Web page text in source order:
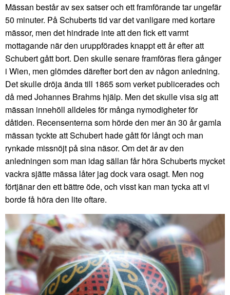
Mässan består av sex satser och ett framförande tar ungefär
50 minuter. På Schuberts tid var det vanligare med kortare
mässor, men det hindrade inte att den fick ett varmt
mottagande när den uruppförades knappt ett år efter att
Schubert gått bort. Den skulle senare framföras flera gånger
i Wien, men glömdes därefter bort den av någon anledning.
Det skulle dröja ända till 1865 som verket publicerades och
då med Johannes Brahms hjälp. Men det skulle visa sig att
mässan innehöll alldeles för många nymodigheter för
dåtiden. Recensenterna som hörde den mer än 30 år gamla
mässan tyckte att Schubert hade gått för långt och man
rynkade missnöjt på sina näsor. Om det är av den
anledningen som man idag sällan får höra Schuberts mycket
vackra sjätte mässa låter jag dock vara osagt. Men nog
förtjänar den ett bättre öde, och visst kan man tycka att vi
borde få höra den lite oftare.